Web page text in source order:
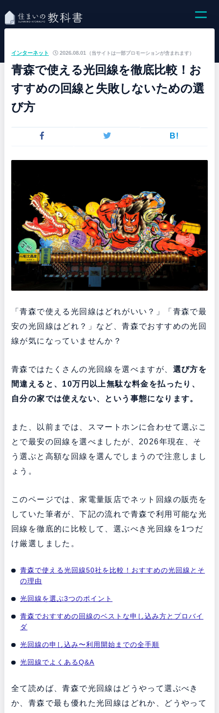
（当サイトは一部プロモーションが含まれます）
インターネット 2026.08.01
青森で使える光回線を徹底比較！お
すすめの回線と失敗しないための選
び方
B!
「青森で使える光回線はどれがいい？」「青森で最
安の光回線はどれ？」など、青森でおすすめの光回
線が気になっていませんか？
青森ではたくさんの光回線を選べますが、 選び方を
間違えると、10万円以上無駄な料金を払ったり、
自分の家では使えない、という事態になります。
また、以前までは、スマートホンに合わせて選ぶこ
とで最安の回線を選べましたが、2026年現在、そ
う選ぶと高額な回線を選んでしまうので注意しまし
ょう。
このページでは、家電量販店でネット回線の販売を
していた筆者が、下記の流れで青森で利用可能な光
回線を徹底的に比較して、選ぶべき光回線を1つだ
け厳選しました。
青森で使える光回線50社を比較！おすすめの光回線とそ
の理由
光回線を選ぶ3つのポイント
青森でおすすめの回線のベストな申し込み方とプロバイ
ダ
光回線の申し込み〜利用開始までの全手順
光回線でよくあるQ&A
全て読めば、青森で光回線はどうやって選ぶべき
か、青森で最も優れた光回線はどれか、どうやって